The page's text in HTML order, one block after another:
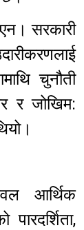
सरकारी
चुनौती
र जोखिम:
आर्थिक